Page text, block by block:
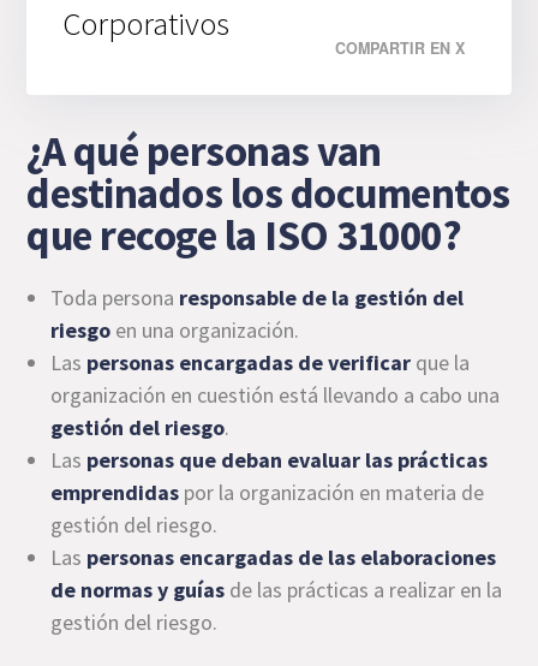
Corporativos
COMPARTIR EN X
¿A qué personas van
destinados los documentos
que recoge la ISO 31000?
Toda persona responsable de la gestión del
riesgo en una organización.
Las personas encargadas de verificar que la
organización en cuestión está llevando a cabo una
gestión del riesgo.
Las personas que deban evaluar las prácticas
emprendidas por la organización en materia de
gestión del riesgo.
Las personas encargadas de las elaboraciones
de normas y guías de las prácticas a realizar en la
gestión del riesgo.